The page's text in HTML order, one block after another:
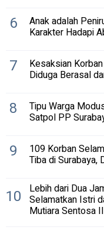
6 Anak adalah
Karakter Hadapi
7 Kesaksian
Diduga Berasal
8 Tipu Warga
Satpol PP
9 109 Korban
Tiba di Surabaya,
10 Lebih dari Dua
Selamatkan Istri
Mutiara Sentosa II